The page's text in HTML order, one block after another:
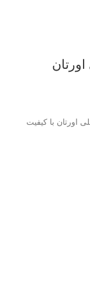
پلی اورتان
اورتان با کیفیت